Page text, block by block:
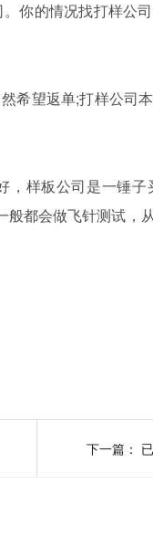
你的情况找打样公
希望返单;打样公司
样板公司是一锤
都会做飞针测试，
下一篇：